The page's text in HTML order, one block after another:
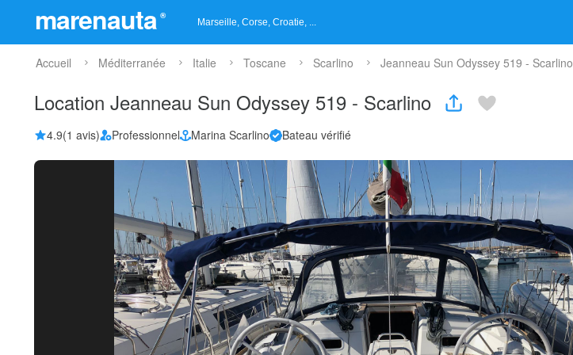
marenauta ®
Accueil Méditerranée Italie Toscane Scarlino Jeanneau Sun Odyssey 519 - Scarlino
Location Jeanneau Sun Odyssey 519 - Scarlino
4.9(1 avis) Professionnel Marina Scarlino Bateau vérifié